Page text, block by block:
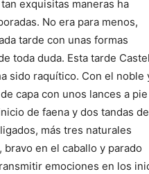
exquisitas maneras ha
No era para menos,
tarde con unas formas
toda duda. Esta tarde
sido raquítico. Con el noble
capa con unos lances a pie
de faena y dos tandas de
más tres naturales
en el caballo y parado
emociones en los